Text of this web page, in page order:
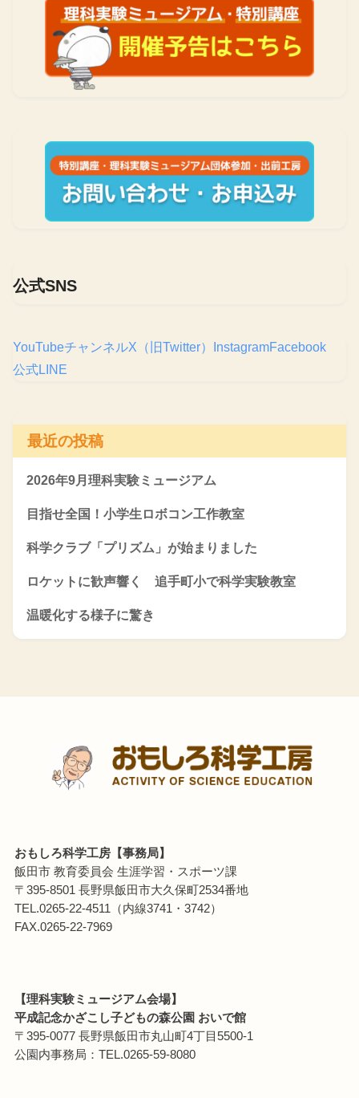
公式SNS
YouTubeチャンネルX（旧Twitter） InstagramFacebook
公式LINE
最近の投稿
2026年9月理科実験ミュージアム
目指せ全国！小学生ロボコン工作教室
科学クラブ「プリズム」が始まりました
ロケットに歓声響く 追手町小で科学実験教室
温暖化する様子に驚き
おもしろ科学工房【事務局】
飯田市 教育委員会 生涯学習・スポーツ課
〒395-8501 長野県飯田市大久保町2534番地
TEL.0265-22-4511（内線3741・3742）
FAX.0265-22-7969
【理科実験ミュージアム会場】
平成記念かざこし子どもの森公園 おいで館
〒395-0077 長野県飯田市丸山町4丁目5500-1
公園内事務局：TEL.0265-59-8080